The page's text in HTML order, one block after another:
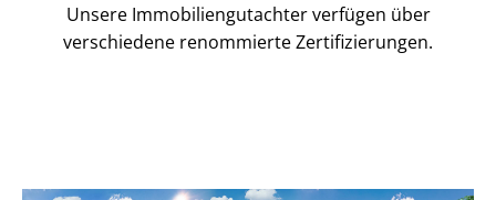
Unsere Immobilien­gutachter verfügen über
verschiedene renommierte Zer­ti­fi­zie­run­gen.